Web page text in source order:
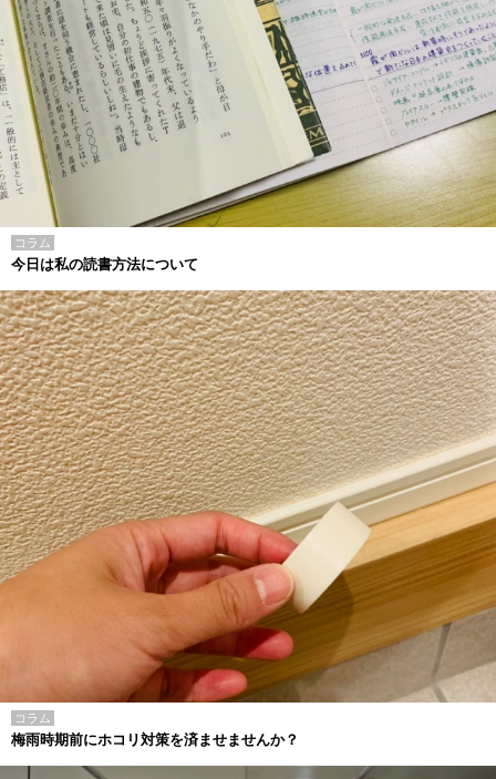
コラム
今日は私の読書方法について
コラム
梅雨時期前にホコリ対策を済ませませんか？